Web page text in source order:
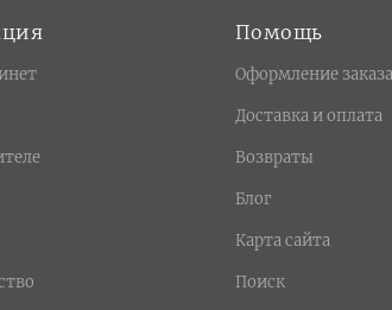
Помощь
Оформление заказа
Доставка и оплата
Возвраты
Блог
Карта сайта
Поиск